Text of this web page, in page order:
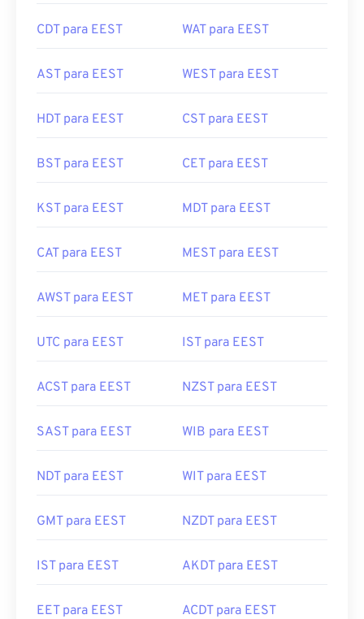
CDT para EEST WAT para EEST
AST para EEST WEST para EEST
HDT para EEST CST para EEST
BST para EEST CET para EEST
KST para EEST MDT para EEST
CAT para EEST MEST para EEST
AWST para EEST MET para EEST
UTC para EEST IST para EEST
ACST para EEST NZST para EEST
SAST para EEST WIB para EEST
NDT para EEST WIT para EEST
GMT para EEST NZDT para EEST
IST para EEST AKDT para EEST
EET para EEST ACDT para EEST